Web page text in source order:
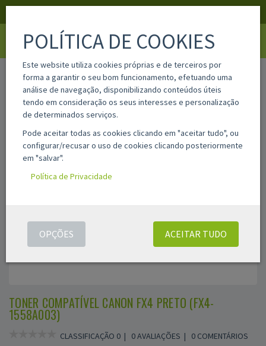
home fx4
TONER COMPATÍVEL CANON FX4 PRETO (FX4-
1558A003)
CLASSIFICAÇÃO 0 | 0 AVALIAÇÕES | 0 COMENTÁRIOS
POLÍTICA DE COOKIES
Este website utiliza cookies próprias e de terceiros por
forma a garantir o seu bom funcionamento, efetuando uma
análise de navegação, disponibilizando conteúdos úteis
tendo em consideração os seus interesses e personalização
de determinados serviços.
Pode aceitar todas as cookies clicando em "aceitar tudo", ou
configurar/recusar o uso de cookies clicando posteriormente
em "salvar".
Política de Privacidade
ACEITAR TUDO
OPÇÕES